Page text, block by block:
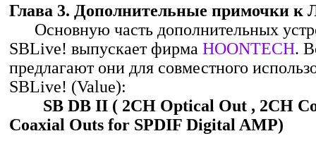
Глава 3. Дополнительные примочки к
Основную часть дополнительных
SBLive! выпускает фирма HOONTECH.
предлагают они для совместного
SBLive! (Value):
SB DB II ( 2CH Optical Out , 2CH
Coaxial Outs for SPDIF Digital AMP)